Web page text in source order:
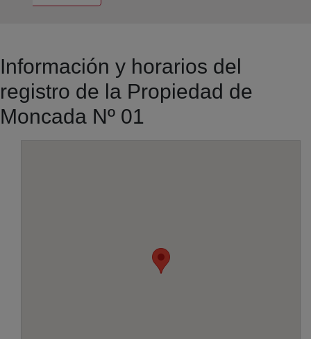
Información y horarios del
registro de la Propiedad de
Moncada Nº 01